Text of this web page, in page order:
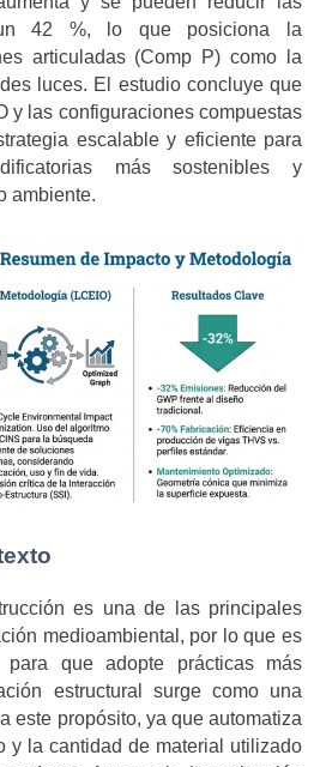
42 %, lo que posiciona la
articuladas (Comp P) como la
luces. El estudio concluye que
y las configuraciones compuestas
escalable y eficiente para
más sostenibles y
ambiente.
es una de las principales
medioambiental, por lo que es
para que adopte prácticas más
estructural surge como una
este propósito, ya que automatiza
y la cantidad de material utilizado